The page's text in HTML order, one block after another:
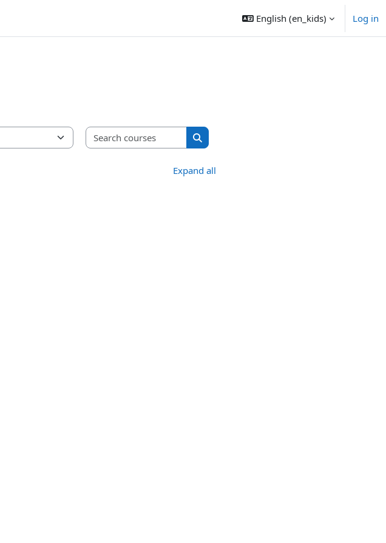
English ‎(en_kids)‎ Log in
Search courses
Search courses
Expand all